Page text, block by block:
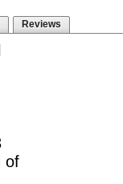
Reviews
of